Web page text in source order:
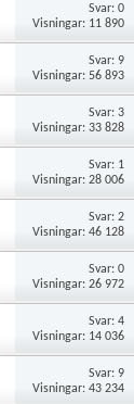
Svar:0
Visningar: 11 890
Svar:9
Visningar: 56 893
Svar:3
Visningar: 33 828
Svar: 1
Visningar: 28 006
Svar:2
Visningar: 46 128
Svar:0
Visningar: 26 972
Svar:4
Visningar: 14 036
Svar:9
Visningar: 43 234